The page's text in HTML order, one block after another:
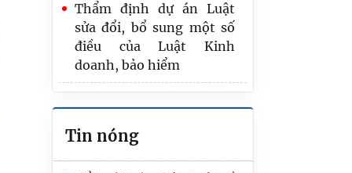
Thẩm định dự án Luật
sửa đổi, bổ sung một số
điều của Luật Kinh
doanh, bảo hiểm
chứng bằng 2 bài trắc
nghiệm
Tin nóng
Trình Quốc hội dự án
Luật Phát triển đô thị
Bộ Tư pháp trao Quyết
định nghỉ hưu cho công
chức
Đổi mới toàn diện Luật về
văn bản quy phạm pháp